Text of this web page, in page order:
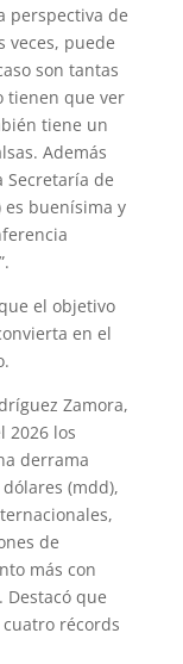
perspectiva de
veces, puede
son tantas
tienen que ver
tiene un
Además
de
es buenísima y
el objetivo
en el
Zamora,
2026 los
derrama
(mdd),
de
más con
Destacó que
récords